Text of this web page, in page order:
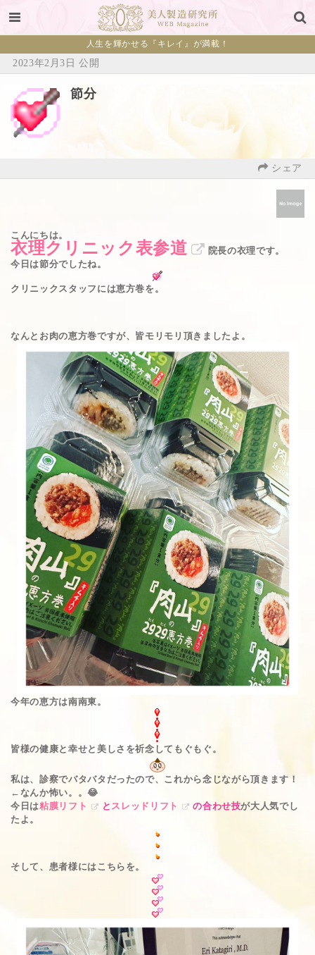
人生を輝かせる『キレイ』が満載！
2023年2月3日 公開
節分
シェア
こんにちは。
衣理クリニック表参道
院長の衣理です。
今日は節分でしたね。
クリニックスタッフには恵方巻を。
なんとお肉の恵方巻ですが、皆モリモリ頂きましたよ。
今年の恵方は南南東。
皆様の健康と幸せと美しさを祈念してもぐもぐ。
私は、診察でバタバタだったので、これから念じながら頂きます！
←なんか怖い。。😂
今日は粘膜リフト と スレッドリフト の合わせ技が大人気でし
たよ。
そして、患者様にはこちらを。